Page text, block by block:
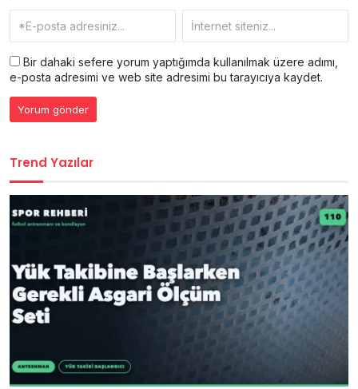
Bir dahaki sefere yorum yaptığımda kullanılmak üzere adımı,
e-posta adresimi ve web site adresimi bu tarayıcıya kaydet.
Trend Yazılar